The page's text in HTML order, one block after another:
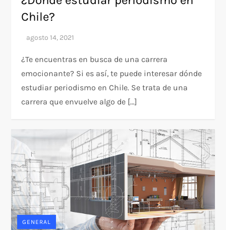
Chile?
¿Te encuentras en busca de una carrera
emocionante? Si es así, te puede interesar dónde
estudiar periodismo en Chile. Se trata de una
carrera que envuelve algo de […]
GENERAL